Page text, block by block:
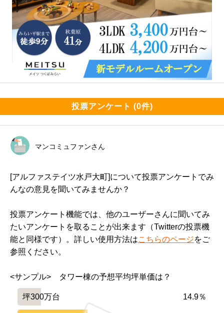
投票アンケート (0件)
マンコミュファンさん
[アルファステイツ水戸大町]について投票アンケートでみ
んなの意見を聞いてみませんか？
投票アンケート機能では、他のユーザーさんに聞いてみ
たいアンケートを取ることが出来ます（Twitterの投票機
能と同様です）。詳しい使用方法はこちらのページをご
参照ください。
<サンプル>　タワー棟の予想平均坪単価は？
坪300万台 14.9％